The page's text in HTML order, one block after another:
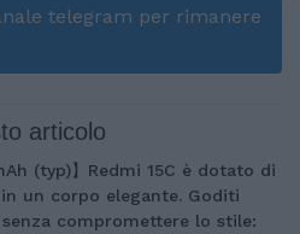
telegram per rimanere
articolo
(typ)】Redmi 15C è dotato di
un corpo elegante. Goditi
compromettere lo stile: